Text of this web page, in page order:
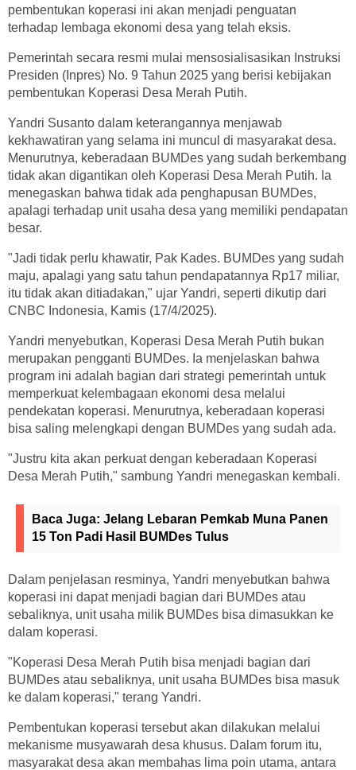
pembentukan koperasi ini akan menjadi penguatan
terhadap lembaga ekonomi desa yang telah eksis.
Pemerintah secara resmi mulai mensosialisasikan Instruksi
Presiden (Inpres) No. 9 Tahun 2025 yang berisi kebijakan
pembentukan Koperasi Desa Merah Putih.
Yandri Susanto dalam keterangannya menjawab
kekhawatiran yang selama ini muncul di masyarakat desa.
Menurutnya, keberadaan BUMDes yang sudah berkembang
tidak akan digantikan oleh Koperasi Desa Merah Putih. Ia
menegaskan bahwa tidak ada penghapusan BUMDes,
apalagi terhadap unit usaha desa yang memiliki pendapatan
besar.
"Jadi tidak perlu khawatir, Pak Kades. BUMDes yang sudah
maju, apalagi yang satu tahun pendapatannya Rp17 miliar,
itu tidak akan ditiadakan," ujar Yandri, seperti dikutip dari
CNBC Indonesia, Kamis (17/4/2025).
Yandri menyebutkan, Koperasi Desa Merah Putih bukan
merupakan pengganti BUMDes. Ia menjelaskan bahwa
program ini adalah bagian dari strategi pemerintah untuk
memperkuat kelembagaan ekonomi desa melalui
pendekatan koperasi. Menurutnya, keberadaan koperasi
bisa saling melengkapi dengan BUMDes yang sudah ada.
"Justru kita akan perkuat dengan keberadaan Koperasi
Desa Merah Putih," sambung Yandri menegaskan kembali.
Baca Juga: Jelang Lebaran Pemkab Muna Panen
15 Ton Padi Hasil BUMDes Tulus
Dalam penjelasan resminya, Yandri menyebutkan bahwa
koperasi ini dapat menjadi bagian dari BUMDes atau
sebaliknya, unit usaha milik BUMDes bisa dimasukkan ke
dalam koperasi.
"Koperasi Desa Merah Putih bisa menjadi bagian dari
BUMDes atau sebaliknya, unit usaha BUMDes bisa masuk
ke dalam koperasi," terang Yandri.
Pembentukan koperasi tersebut akan dilakukan melalui
mekanisme musyawarah desa khusus. Dalam forum itu,
masyarakat desa akan membahas lima poin utama, antara